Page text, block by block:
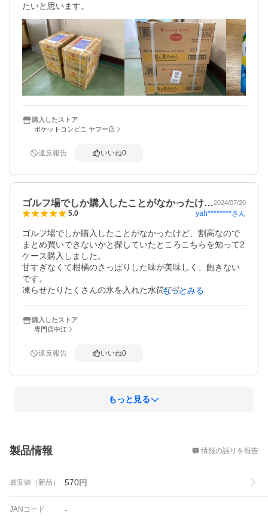
たいと思います。
購入したストア
ポケットコンビニ ヤフー店
違反報告 いいね0
ゴルフ場でしか購入したことがなかったけ…2024/07/20
5.0 yah********さん
ゴルフ場でしか購入したことがなかったけど、割高なので
まとめ買いできないかと探していたところこちらを知って2
ケース購入しました。
甘すぎなくて柑橘のさっぱりした味が美味しく、飽きない
です。
凍らせたりたくさんの氷を入れた水筒で持って行ったりし
もっとみる
購入したストア
専門店中江
違反報告 いいね0
もっと見る
製品情報 情報の誤りを報告
最安値（新品） 570円
JANコード -